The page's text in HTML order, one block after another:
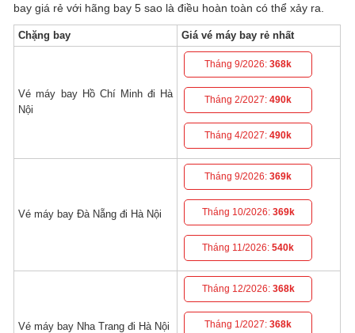
bay giá rẻ với hãng bay 5 sao là điều hoàn toàn có thể xảy ra.
Chặng bay Giá vé máy bay rẻ nhất
Vé máy bay Hồ Chí Minh đi Hà
Nội
Tháng 9/2026:368k
Tháng 2/2027:490k
Tháng 4/2027:490k
Vé máy bay Đà Nẵng đi Hà Nội
Tháng 9/2026:369k
Tháng 10/2026: 369k
Tháng 11/2026:540k
Vé máy bay Nha Trang đi Hà Nội
Tháng 12/2026: 368k
Tháng 1/2027:368k